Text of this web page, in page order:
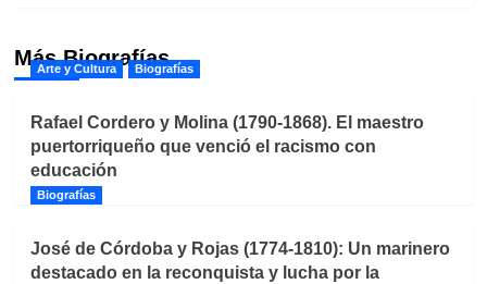
Más Biografías
Arte y Cultura Biografías
Rafael Cordero y Molina (1790-1868). El maestro
puertorriqueño que venció el racismo con
educación
Biografías
José de Córdoba y Rojas (1774-1810): Un marinero
destacado en la reconquista y lucha por la